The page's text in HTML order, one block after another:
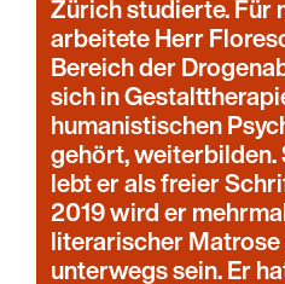
Zürich studierte. Für
arbeitete Herr
Bereich der
sich in
humanistischen
gehört, weiterbilden.
lebt er als freier
2019 wird er
literarischer
unterwegs sein. Er